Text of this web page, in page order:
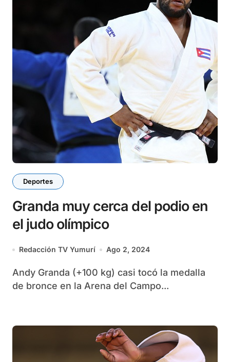
Deportes
Granda muy cerca del podio en
el judo olímpico
Redacción TV Yumurí Ago 2, 2024
Andy Granda (+100 kg) casi tocó la medalla
de bronce en la Arena del Campo...